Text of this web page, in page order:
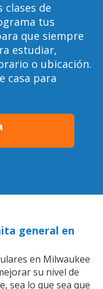
clases de
tus
que siempre
estudiar,
o ubicación.
casa para
general en
en Milwaukee
su nivel de
sea lo que sea que